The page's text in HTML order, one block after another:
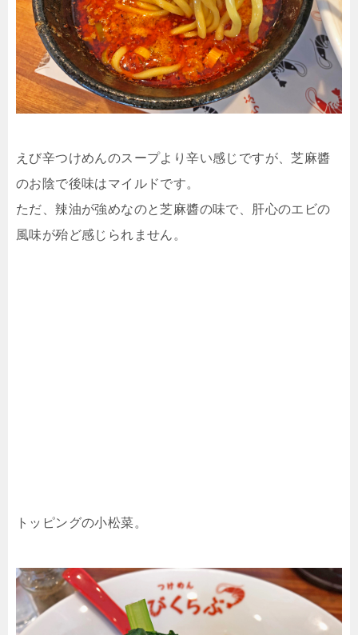
えび辛つけめんのスープより辛い感じですが、芝麻醬
のお陰で後味はマイルドです。
ただ、辣油が強めなのと芝麻醬の味で、肝心のエビの
風味が殆ど感じられません。
トッピングの小松菜。